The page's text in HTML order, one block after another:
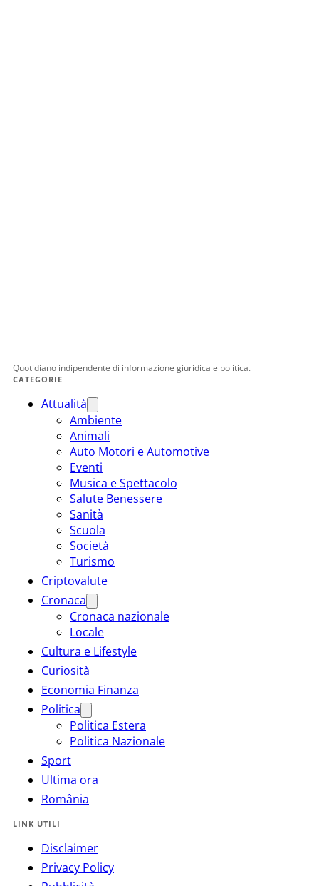
Quotidiano indipendente di informazione giuridica e politica.
CATEGORIE
Attualità
Ambiente
Animali
Auto Motori e Automotive
Eventi
Musica e Spettacolo
Salute Benessere
Sanità
Scuola
Società
Turismo
Criptovalute
Cronaca
Cronaca nazionale
Locale
Cultura e Lifestyle
Curiosità
Economia Finanza
Politica
Politica Estera
Politica Nazionale
Sport
Ultima ora
România
LINK UTILI
Disclaimer
Privacy Policy